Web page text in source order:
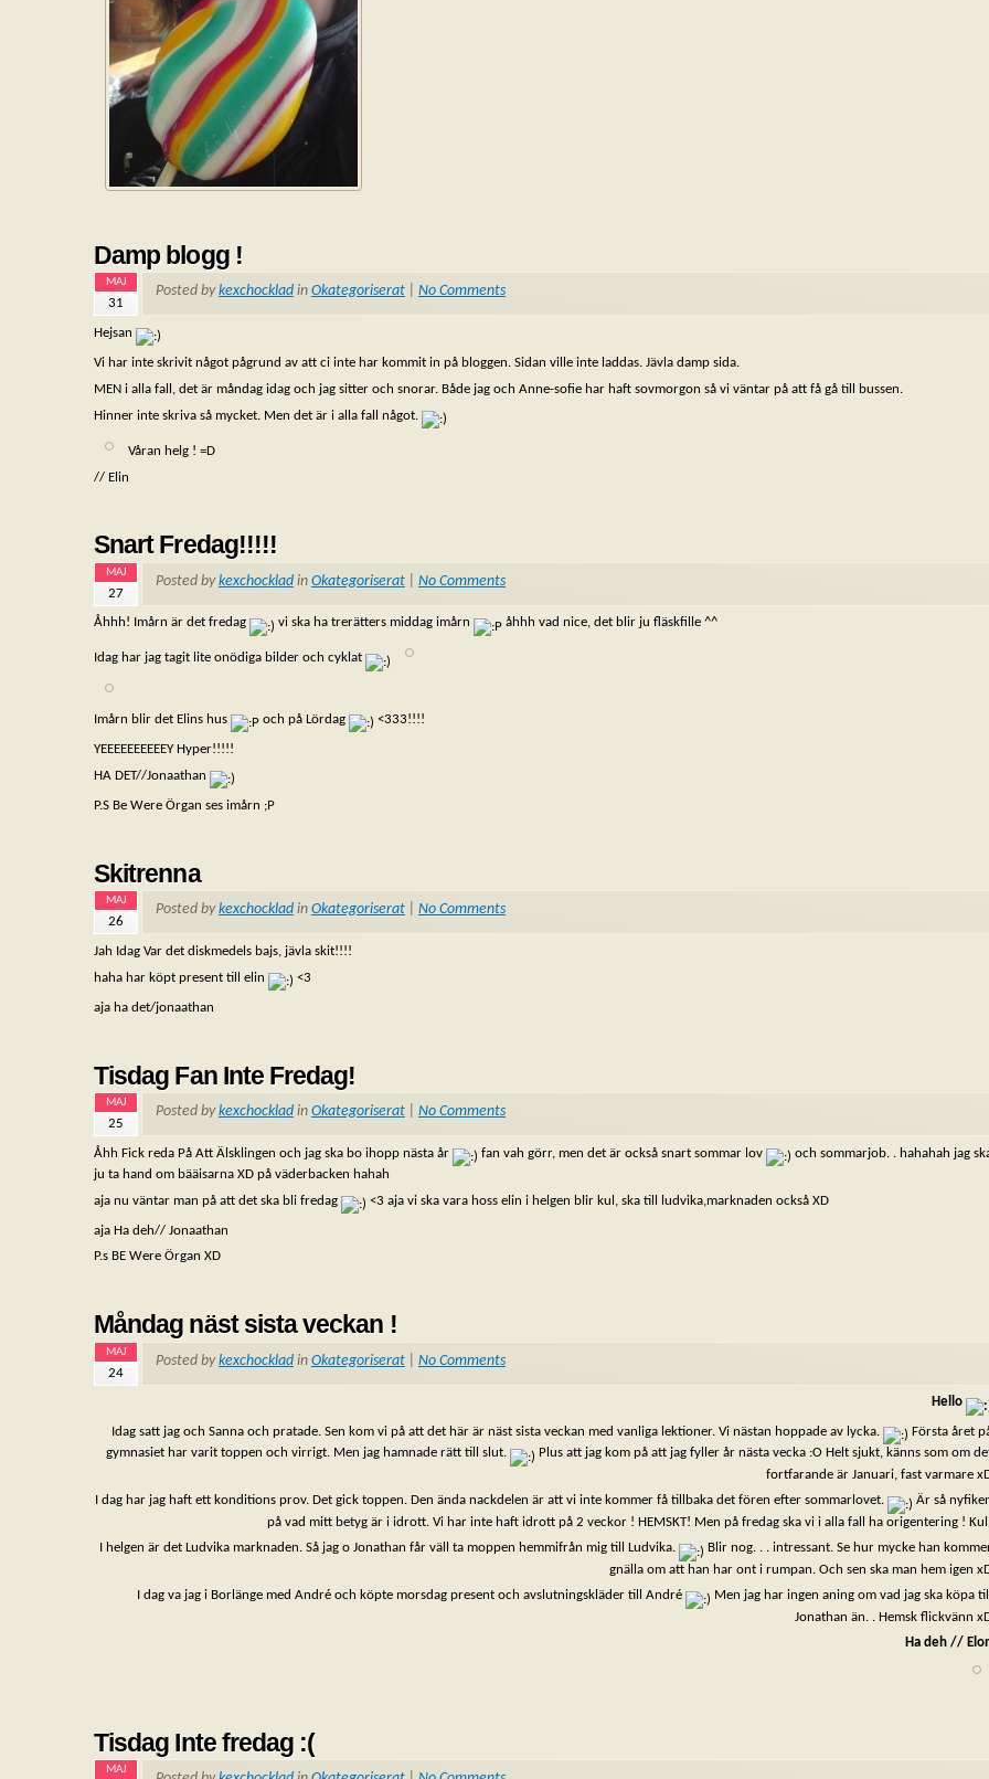
Damp blogg !
MAJ
31
Posted bykexchocklad in Okategoriserat No Comments
Hejsan
Vi har inte skrivit något pågrund av att ci inte har kommit in på bloggen. Sidan ville inte laddas. Jävla damp sida.
MEN i alla fall, det är måndag idag och jag sitter och snorar. Både jag och Anne-sofie har haft sovmorgon så vi väntar på att få gå till bussen.
Hinner inte skriva så mycket. Men det är i alla fall något.
Våran helg ! =D
// Elin
Snart Fredag!!!!!
MAJ
27
Posted bykexchocklad in Okategoriserat No Comments
Åhhh! Imårn är det fredag vi ska ha trerätters middag imårn åhhh vad nice, det blir ju fläskfille ^^
Idag har jag tagit lite onödiga bilder och cyklat
Imårn blir det Elins hus och på Lördag <333!!!!
YEEEEEEEEEEY Hyper!!!!!
HA DET//Jonaathan
P.S Be Were Örgan ses imårn ;P
Skitrenna
MAJ
26
Posted bykexchocklad in Okategoriserat No Comments
Jah Idag Var det diskmedels bajs, jävla skit!!!!
haha har köpt present till elin
<3
aja ha det/jonaathan
Tisdag Fan Inte Fredag!
MAJ
25
Posted bykexchocklad in Okategoriserat No Comments
Åhh Fick reda På Att Älsklingen och jag ska bo ihopp nästa år fan vah görr, men det är också snart sommar lov
och sommarjob. . hahahah jag
ju ta hand om bääisarna XD på väderbacken hahah
aja nu väntar man på att det ska bli fredag
<3 aja vi ska vara hoss elin i helgen blir kul, ska till ludvika,marknaden också XD
aja Ha deh// Jonaathan
P.s BE Were Örgan XD
Måndag näst sista veckan !
MAJ
24
Posted bykexchocklad in Okategoriserat No Comments
Hello
Idag satt jag och Sanna och pratade. Sen kom vi på att det här är näst sista veckan med vanliga lektioner. Vi nästan hoppade av lycka.
Första året
gymnasiet har varit toppen och virrigt. Men jag hamnade rätt till slut.
Plus att jag kom på att jag fyller år nästa vecka :O Helt sjukt, känns som om
fortfarande är Januari, fast varmare
I dag har jag haft ett konditions prov. Det gick toppen. Den ända nackdelen är att vi inte kommer få tillbaka det fören efter sommarlovet.
Är så
på vad mitt betyg är i idrott. Vi har inte haft idrott på 2 veckor ! HEMSKT! Men på fredag ska vi i alla fall ha origentering !
I helgen är det Ludvika marknaden. Så jag o Jonathan får väll ta moppen hemmifrån mig till Ludvika.
Blir nog. . . intressant. Se hur mycke han
gnälla om att han har ont i rumpan. Och sen ska man hem igen
I dag va jag i Borlänge med André och köpte morsdag present och avslutningskläder till André
Men jag har ingen aning om vad jag ska köpa
Jonathan än. . Hemsk flickvänn
Ha deh //
Tisdag Inte fredag :(
MAJ